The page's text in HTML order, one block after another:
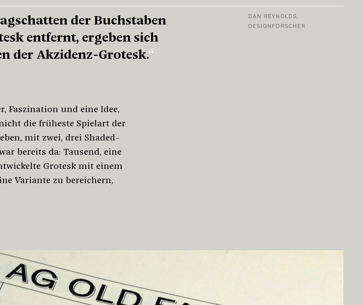
der Buchstaben
entfernt, ergeben sich
der Akzidenz-Grotesk.
DAN REYNOLDS,
DESIGNFORSCHER
Faszination und eine Idee,
die früheste Spielart der
mit zwei, drei Shaded-
bereits da: Tausend, eine
Grotesk mit einem
Variante zu bereichern,